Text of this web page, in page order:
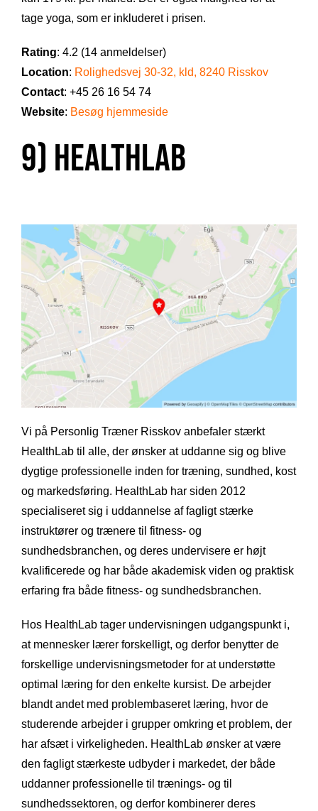
tage yoga, som er inkluderet i prisen.
Rating: 4.2 (14 anmeldelser)
Location: Rolighedsvej 30-32, kld, 8240 Risskov
Contact: +45 26 16 54 74
Website: Besøg hjemmeside
9) HealthLab
Vi på Personlig Træner Risskov anbefaler stærkt
HealthLab til alle, der ønsker at uddanne sig og blive
dygtige professionelle inden for træning, sundhed, kost
og markedsføring. HealthLab har siden 2012
specialiseret sig i uddannelse af fagligt stærke
instruktører og trænere til fitness- og
sundhedsbranchen, og deres undervisere er højt
kvalificerede og har både akademisk viden og praktisk
erfaring fra både fitness- og sundhedsbranchen.
Hos HealthLab tager undervisningen udgangspunkt i,
at mennesker lærer forskelligt, og derfor benytter de
forskellige undervisningsmetoder for at understøtte
optimal læring for den enkelte kursist. De arbejder
blandt andet med problembaseret læring, hvor de
studerende arbejder i grupper omkring et problem, der
har afsæt i virkeligheden. HealthLab ønsker at være
den fagligt stærkeste udbyder i markedet, der både
uddanner professionelle til trænings- og til
sundhedssektoren, og derfor kombinerer deres